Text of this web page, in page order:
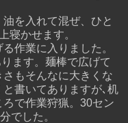
を入れて混ぜ、ひと
寝かせます。
作業に入りました。
ます。麺棒で広げて
もそんなに大きくな
書いてありますが､机
で作業狩猟。30セン
でした。